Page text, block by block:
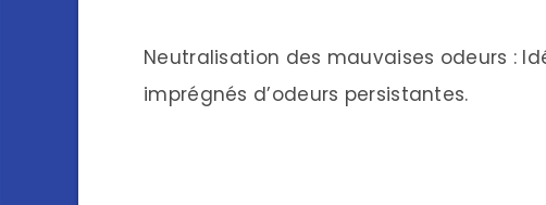
Neutralisation des mauvaises odeurs :
imprégnés d’odeurs persistantes.